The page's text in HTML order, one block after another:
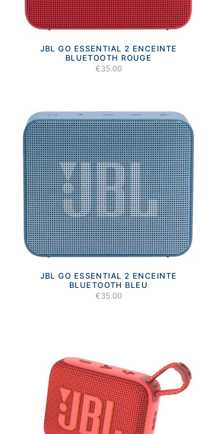
JBL GO ESSENTIAL 2 ENCEINTE
BLUETOOTH ROUGE
€35.00
JBL GO ESSENTIAL 2 ENCEINTE
BLUETOOTH BLEU
€35.00